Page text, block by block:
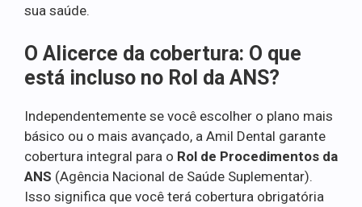
sua saúde.
O Alicerce da cobertura: O que
está incluso no Rol da ANS?
Independentemente se você escolher o plano mais
básico ou o mais avançado, a Amil Dental garante
cobertura integral para o Rol de Procedimentos da
ANS (Agência Nacional de Saúde Suplementar).
Isso significa que você terá cobertura obrigatória